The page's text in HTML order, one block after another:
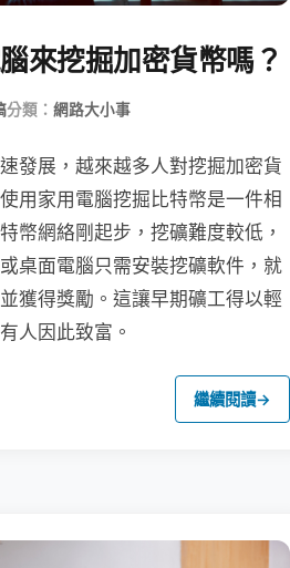
來挖掘加密貨幣嗎？
分類： 網路大小事
發展，越來越多人對挖掘加密貨
用家用電腦挖掘比特幣是一件相
幣網絡剛起步，挖礦難度較低，
桌面電腦只需安裝挖礦軟件，就
獲得獎勵。這讓早期礦工得以輕
人因此致富。
繼續閱讀→